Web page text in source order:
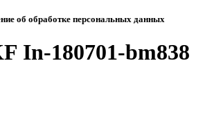
об обработке персональных данных
In-180701-bm838